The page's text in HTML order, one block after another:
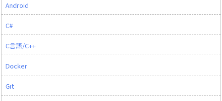
Android
C#
C言語/C++
Docker
Git